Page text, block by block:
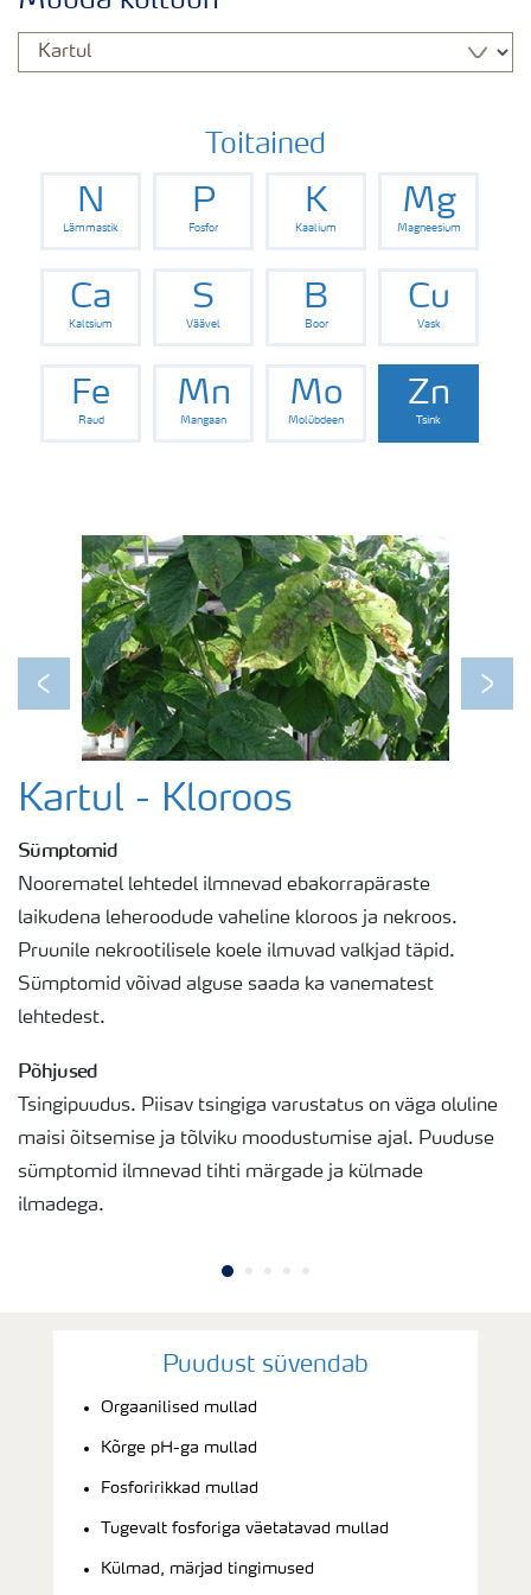
Kartuli saak
Kartuli puudushaigused
Väetamisprogrammid
Toitained
N
Lämmastik
P
Fosfor
K
Kaalium
Mg
Magneesium
Ca
Kaltsium
S
Väävel
B
Boor
Cu
Vask
Fe
Raud
Mn
Mangaan
Mo
Molübdeen
Zn
Tsink
Previous Next
Kartul - Kloroos
Sümptomid
Noorematel lehtedel ilmnevad ebakorrapäraste
laikudena leheroodude vaheline kloroos ja nekroos.
Pruunile nekrootilisele koele ilmuvad valkjad täpid.
Sümptomid võivad alguse saada ka vanematest
lehtedest.
Põhjused
Tsingipuudus. Piisav tsingiga varustatus on väga oluline
maisi õitsemise ja tõlviku moodustumise ajal. Puuduse
sümptomid ilmnevad tihti märgade ja külmade
ilmadega.
Puudust süvendab
Orgaanilised mullad
Kõrge pH-ga mullad
Fosforirikkad mullad
Tugevalt fosforiga väetatavad mullad
Külmad, märjad tingimused